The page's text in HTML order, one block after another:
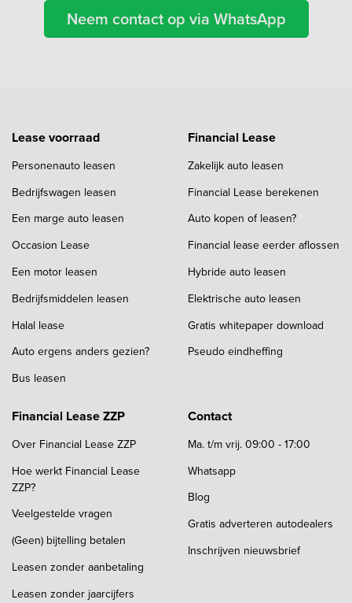
Neem contact op via WhatsApp
Lease voorraad
Personenauto leasen
Bedrijfswagen leasen
Een marge auto leasen
Occasion Lease
Een motor leasen
Bedrijfsmiddelen leasen
Halal lease
Auto ergens anders gezien?
Bus leasen
Financial Lease
Zakelijk auto leasen
Financial Lease berekenen
Auto kopen of leasen?
Financial lease eerder aflossen
Hybride auto leasen
Elektrische auto leasen
Gratis whitepaper download
Pseudo eindheffing
Financial Lease ZZP
Over Financial Lease ZZP
Hoe werkt Financial Lease
ZZP?
Veelgestelde vragen
(Geen) bijtelling betalen
Leasen zonder aanbetaling
Leasen zonder jaarcijfers
Contact
Ma. t/m vrij. 09:00 - 17:00
Whatsapp
Blog
Gratis adverteren autodealers
Inschrijven nieuwsbrief